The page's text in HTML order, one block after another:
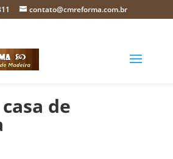
contato@cmreforma.com.br
de